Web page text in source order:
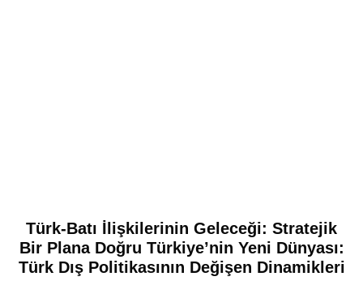
Türk-Batı İlişkilerinin Geleceği: Stratejik
Bir Plana Doğru Türkiye’nin Yeni Dünyası:
Türk Dış Politikasının Değişen Dinamikleri